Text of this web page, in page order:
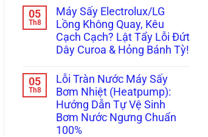
Bosch/Miele
Âm
Tủ
Sai
Cách!
WaterProof
System:
Cẩn
Thận
Mất
Vài
Triệu
Thay
Bo
Mạch!
bình
luận
ở
Máy
Giặt
Bosch
Lỗi
E18,
E23
Đứng
Im?
Gọi
Ngay
Thợ
05
Th8
Máy Sấy Electrolux/LG
Lồng Không Quay, Kêu
Cạch Cạch? Lật Tẩy Lỗi Đứt
Dây Curoa & Hỏng Bánh Tỳ!
bình
luận
ở
Máy
Sấy
Electrolux/LG
Lồng
05
Th8
Lỗi Tràn Nước Máy Sấy
Bơm Nhiệt (Heatpump):
Hướng Dẫn Tự Vệ Sinh
Bơm Nước Ngưng Chuẩn
100%